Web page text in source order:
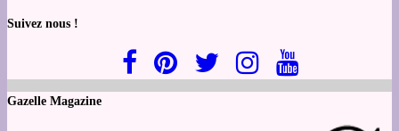
Suivez nous !
Gazelle Magazine